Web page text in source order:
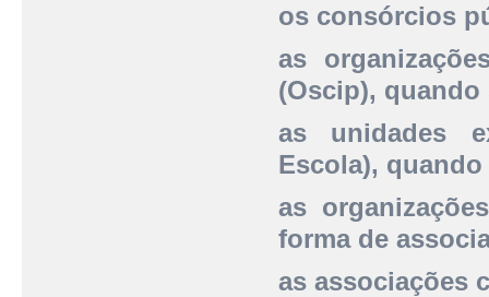
os consórcios
as
(Oscip),
as unidades
Escola),
as
forma de
as associações